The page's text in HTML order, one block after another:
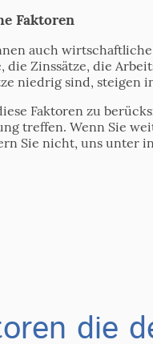
Faktoren
auch
die Zinssätze, die
niedrig sind, steigen
Faktoren zu
treffen. Wenn Sie
Sie nicht, uns unter
die